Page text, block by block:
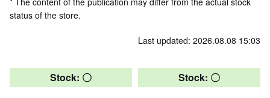
status of the store.
Last updated: 2026.08.08 15:03
Stock: 〇 Stock: 〇